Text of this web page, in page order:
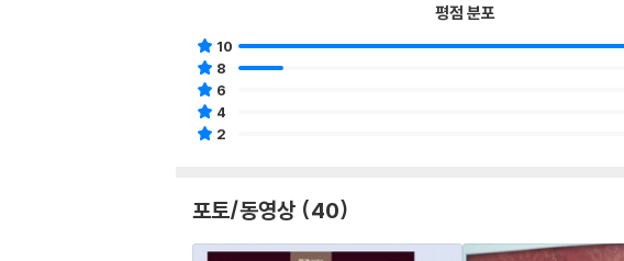
평점 분포
10
8
6
4
2
포토/동영상 (40)